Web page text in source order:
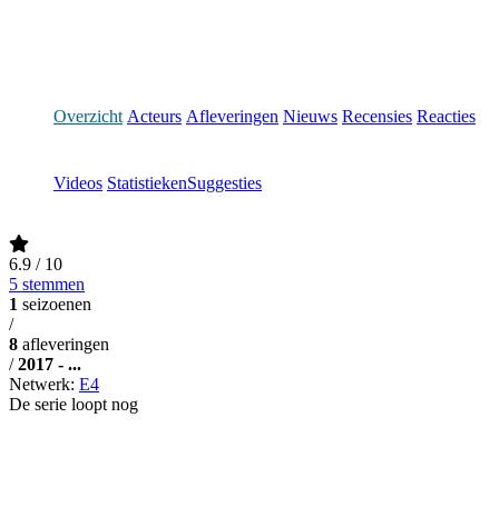
Overzicht Acteurs Afleveringen Nieuws Recensies Reacties
Videos StatistiekenSuggesties
6.9 / 10
5 stemmen
1 seizoenen
/
8 afleveringen
/ 2017 - ...
Netwerk: E4
De serie loopt nog